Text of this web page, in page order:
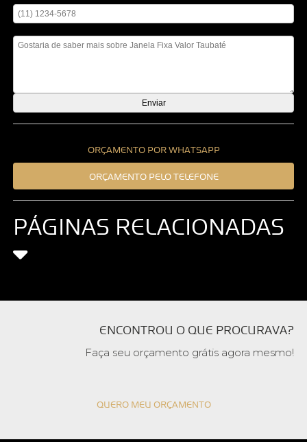
ORÇAMENTO POR WHATSAPP
ORÇAMENTO PELO TELEFONE
PÁGINAS RELACIONADAS
ENCONTROU O QUE PROCURAVA?
Faça seu orçamento grátis agora mesmo!
QUERO MEU ORÇAMENTO